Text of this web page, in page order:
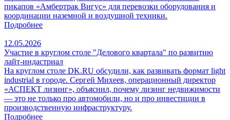
пикапов «Амбертрак Вигус» для перевозки оборудования и
координации наземной и воздушной техники.
Подробнее
12.05.2026
Участие в круглом столе "Делового квартала" по развитию
лайт-индастриал
На круглом столе DK.RU обсудили, как развивать формат light
industrial в городе. Сергей Михеев, операционный директор
«АСПЕКТ лизинг», объяснил, почему лизинг недвижимости
— это не только про автомобили, но и про инвестиции в
производственную инфраструктуру.
Подробнее